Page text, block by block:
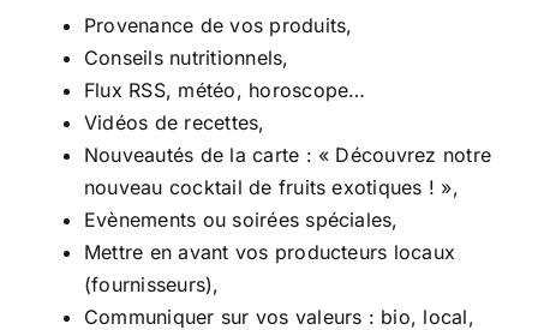
Provenance de vos produits,
Conseils nutritionnels,
Flux RSS, météo, horoscope…
Vidéos de recettes,
Nouveautés de la carte : « Découvrez notre
nouveau cocktail de fruits exotiques ! »,
Evènements ou soirées spéciales,
Mettre en avant vos producteurs locaux
(fournisseurs),
Communiquer sur vos valeurs : bio, local,